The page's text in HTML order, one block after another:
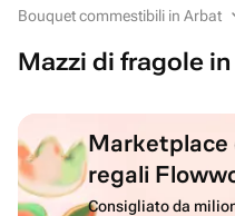
Bouquet commestibili in Arbat
Mazzi di fragole
regali
Consigliato da